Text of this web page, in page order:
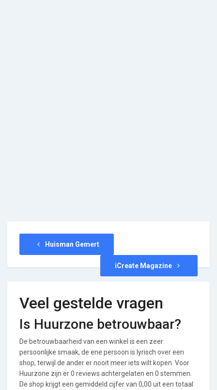
Huisman Gemert
iCreate Magazine
Veel gestelde vragen
Is Huurzone betrouwbaar?
De betrouwbaarheid van een winkel is een zeer
persoonlijke smaak, de ene persoon is lyrisch over een
shop, terwijl de ander er nooit meer iets wilt kopen. Voor
Huurzone zijn er 0 reviews achtergelaten en 0 stemmen.
De shop krijgt een gemiddeld cijfer van 0,00 uit een totaal